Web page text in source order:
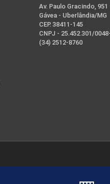
Av. Paulo Gracindo, 951
Gávea - Uberlândia/MG
CEP. 38411-145
CNPJ - 25.452.301/
(34) 2512-8760